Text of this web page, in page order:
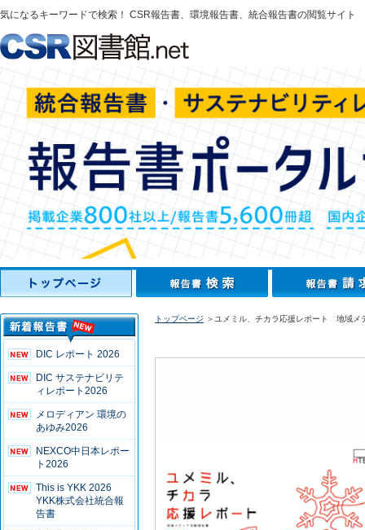
気になるキーワードで検索！ CSR報告書、環境報告書、統合報告書の閲覧サイト
DIC レポート 2026
DIC サステナビリテ
ィレポート2026
メロディアン 環境の
あゆみ2026
NEXCO中日本レポー
ト2026
This is YKK 2026
YKK株式会社統合報
告書
トップページ ＞ユメミル、チカラ応援レポート 地域